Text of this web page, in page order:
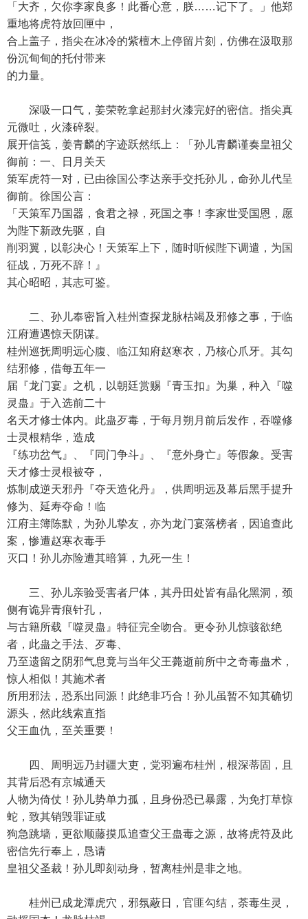
「大齐，欠你李家良多！此番心意，朕……记下了。」他郑
重地将虎符放回匣中，
合上盖子，指尖在冰冷的紫檀木上停留片刻，仿佛在汲取那
份沉甸甸的托付带来
的力量。
深吸一口气，姜荣乾拿起那封火漆完好的密信。指尖真
元微吐，火漆碎裂。
展开信笺，姜青麟的字迹跃然纸上：「孙儿青麟谨奏皇祖父
御前：一、日月关天
策军虎符一对，已由徐国公李达亲手交托孙儿，命孙儿代呈
御前。徐国公言：
「天策军乃国器，食君之禄，死国之事！李家世受国恩，愿
为陛下新政先驱，自
削羽翼，以彰决心！天策军上下，随时听候陛下调遣，为国
征战，万死不辞！』
其心昭昭，其志可鉴。
二、孙儿奉密旨入桂州查探龙脉枯竭及邪修之事，于临
江府遭遇惊天阴谋。
桂州巡抚周明远心腹、临江知府赵寒衣，乃核心爪牙。其勾
结邪修，借每五年一
届『龙门宴』之机，以朝廷赏赐『青玉扣』为巢，种入『噬
灵蛊』于入选前二十
名天才修士体内。此蛊歹毒，于每月朔月前后发作，吞噬修
士灵根精华，造成
『练功岔气』、『同门争斗』、『意外身亡』等假象。受害
天才修士灵根被夺，
炼制成逆天邪丹『夺天造化丹』，供周明远及幕后黑手提升
修为、延寿夺命！临
江府主簿陈默，为孙儿挚友，亦为龙门宴落榜者，因追查此
案，惨遭赵寒衣毒手
灭口！孙儿亦险遭其暗算，九死一生！
三、孙儿亲验受害者尸体，其丹田处皆有晶化黑洞，颈
侧有诡异青痕针孔，
与古籍所载『噬灵蛊』特征完全吻合。更令孙儿惊骇欲绝
者，此蛊之手法、歹毒、
乃至遗留之阴邪气息竟与当年父王薨逝前所中之奇毒蛊术，
惊人相似！其施术者
所用邪法，恐系出同源！此绝非巧合！孙儿虽暂不知其确切
源头，然此线索直指
父王血仇，至关重要！
四、周明远乃封疆大吏，党羽遍布桂州，根深蒂固，且
其背后恐有京城通天
人物为倚仗！孙儿势单力孤，且身份恐已暴露，为免打草惊
蛇，致其销毁罪证或
狗急跳墙，更欲顺藤摸瓜追查父王蛊毒之源，故将虎符及此
密信先行奉上，恳请
皇祖父圣裁！孙儿即刻动身，暂离桂州是非之地。
桂州已成龙潭虎穴，邪氛蔽日，官匪勾结，荼毒生灵，